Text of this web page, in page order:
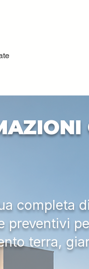
completa
preventivi
terra,